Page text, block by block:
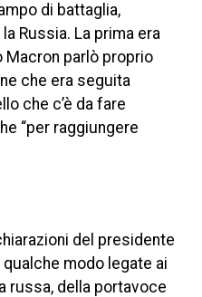
di battaglia,
Russia. La prima era
Macron parlò proprio
che era seguita
che c’è da fare
“per raggiungere
del presidente
modo legate ai
russa, della portavoce